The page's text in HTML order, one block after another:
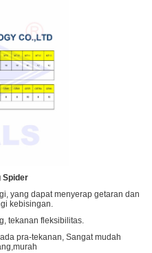
Spider
yang dapat menyerap getaran dan
kebisingan.
tekanan fleksibilitas.
pra-tekanan, Sangat mudah